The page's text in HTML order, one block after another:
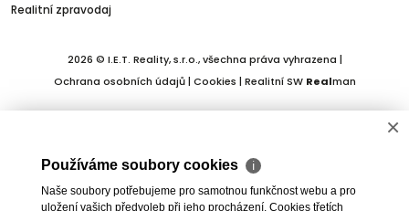
Realitní zpravodaj
2026 © I.E.T. Reality, s.r.o., všechna práva vyhrazena |
Ochrana osobních údajů| Cookies | Realitní SW Realman
×
Používáme soubory cookies ℹ
Naše soubory potřebujeme pro samotnou funkčnost webu a pro
uložení vašich předvoleb při jeho procházení. Cookies třetích